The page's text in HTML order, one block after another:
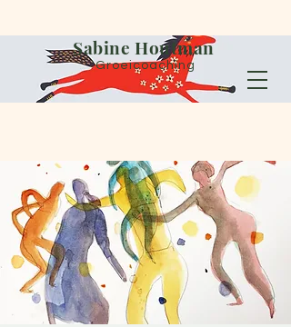
Sabine Houtman
Groeicoaching